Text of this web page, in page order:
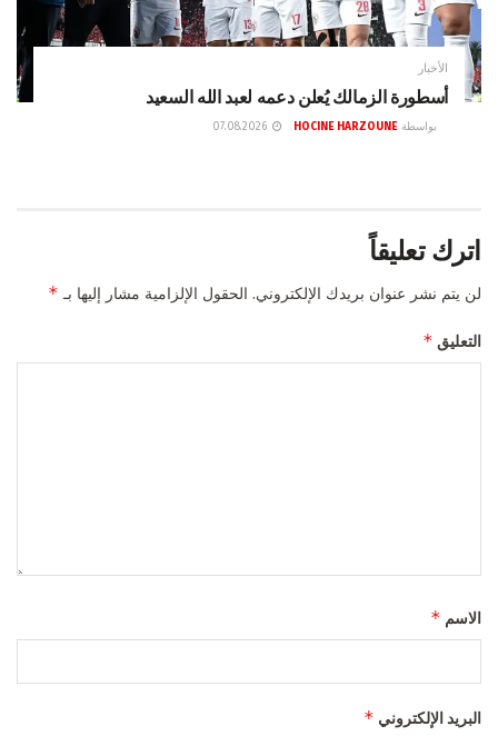
الأخبار
أسطورة الزمالك يُعلن دعمه لعبد الله السعيد
بواسطة HOCINE HARZOUNE
اترك تعليقاً
لن يتم نشر عنوان بريدك الإلكتروني. الحقول الإلزامية مشار إليها بـ *
التعليق *
الاسم *
البريد الإلكتروني *